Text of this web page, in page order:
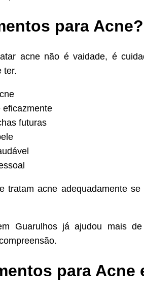
para Acne?
acne não é vaidade, é
ter.
eficazmente
futuras
tratam acne adequadamente
Guarulhos já ajudou mais
para Acne